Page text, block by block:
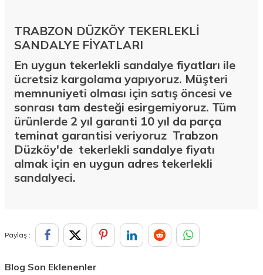
TRABZON DÜZKÖY TEKERLEKLİ
SANDALYE FİYATLARI
En uygun tekerlekli sandalye fiyatları ile
ücretsiz kargolama yapıyoruz. Müşteri
memnuniyeti olması için satış öncesi ve
sonrası tam desteği esirgemiyoruz. Tüm
ürünlerde 2 yıl garanti 10 yıl da parça
teminat garantisi veriyoruz Trabzon
Düzköy'de tekerlekli sandalye fiyatı
almak için en uygun adres tekerlekli
sandalyeci.
Paylaş :
Blog Son Eklenenler